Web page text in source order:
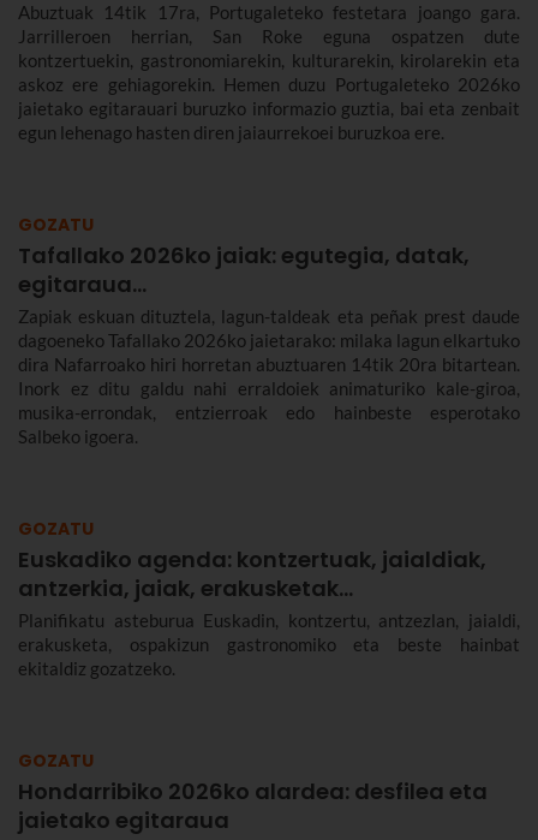
Abuztuak 14tik 17ra, Portugaleteko festetara joango gara.
Jarrilleroen herrian, San Roke eguna ospatzen dute
kontzertuekin, gastronomiarekin, kulturarekin, kirolarekin eta
askoz ere gehiagorekin. Hemen duzu Portugaleteko 2026ko
jaietako egitarauari buruzko informazio guztia, bai eta zenbait
egun lehenago hasten diren jaiaurrekoei buruzkoa ere.
GOZATU
Tafallako 2026ko jaiak: egutegia, datak,
egitaraua...
Zapiak eskuan dituztela, lagun-taldeak eta peñak prest daude
dagoeneko Tafallako 2026ko jaietarako: milaka lagun elkartuko
dira Nafarroako hiri horretan abuztuaren 14tik 20ra bitartean.
Inork ez ditu galdu nahi erraldoiek animaturiko kale-giroa,
musika-errondak, entzierroak edo hainbeste esperotako
Salbeko igoera.
GOZATU
Euskadiko agenda: kontzertuak, jaialdiak,
antzerkia, jaiak, erakusketak…
Planifikatu asteburua Euskadin, kontzertu, antzezlan, jaialdi,
erakusketa, ospakizun gastronomiko eta beste hainbat
ekitaldiz gozatzeko.
GOZATU
Hondarribiko 2026ko alardea: desfilea eta
jaietako egitaraua